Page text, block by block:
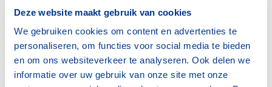
Deze website maakt gebruik van cookies
We gebruiken cookies om content en advertenties te
personaliseren, om functies voor social media te bieden
en om ons websiteverkeer te analyseren. Ook delen we
informatie over uw gebruik van onze site met onze
betrokken. "Jongeren willen wel in beweging komen,
hen uitdaagt. Tevens willen ze bewegen met de mensen
die zij graag om zich heen hebben. Dat is wat
ShuffleSports een grote kans van slagen geeft", aldus
Erwin Duits, buurtsportcoach in Almere Haven.